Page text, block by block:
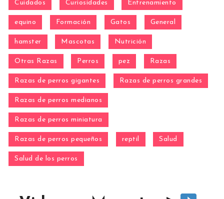
Cuidados Curiosidades Entrenamiento
equino Formación Gatos General
hamster Mascotas Nutrición
Otras Razas Perros pez Razas
Razas de perros gigantes Razas de perros grandes
Razas de perros medianos
Razas de perros miniatura
Razas de perros pequeños reptil Salud
Salud de los perros